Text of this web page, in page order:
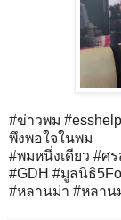
#ข่าวพม
พึงพอใจในพม
#พมหนึ่งเดียว #ศ
#GDH #มูลนิธิ
#หลานม่า #หลา